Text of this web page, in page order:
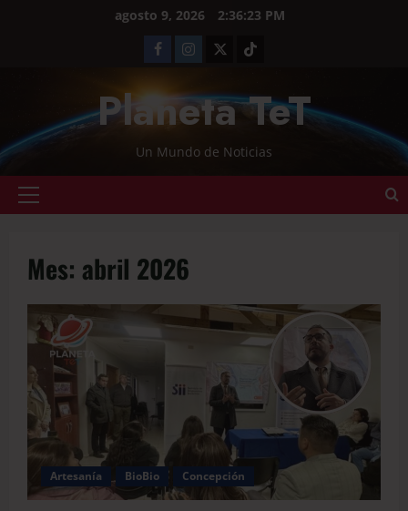
agosto 9, 2026 2:36:24 PM
Planeta TeT
Un Mundo de Noticias
Mes: abril 2026
Artesanía BioBio Concepción